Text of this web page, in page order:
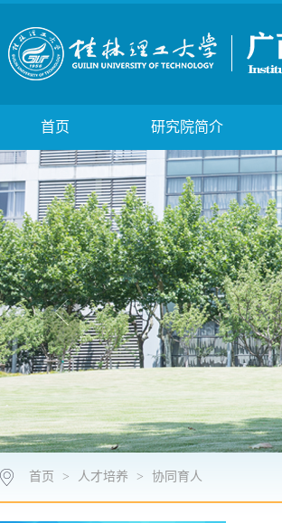
首页 研究院简介
首页 > 人才培养 > 协同育人